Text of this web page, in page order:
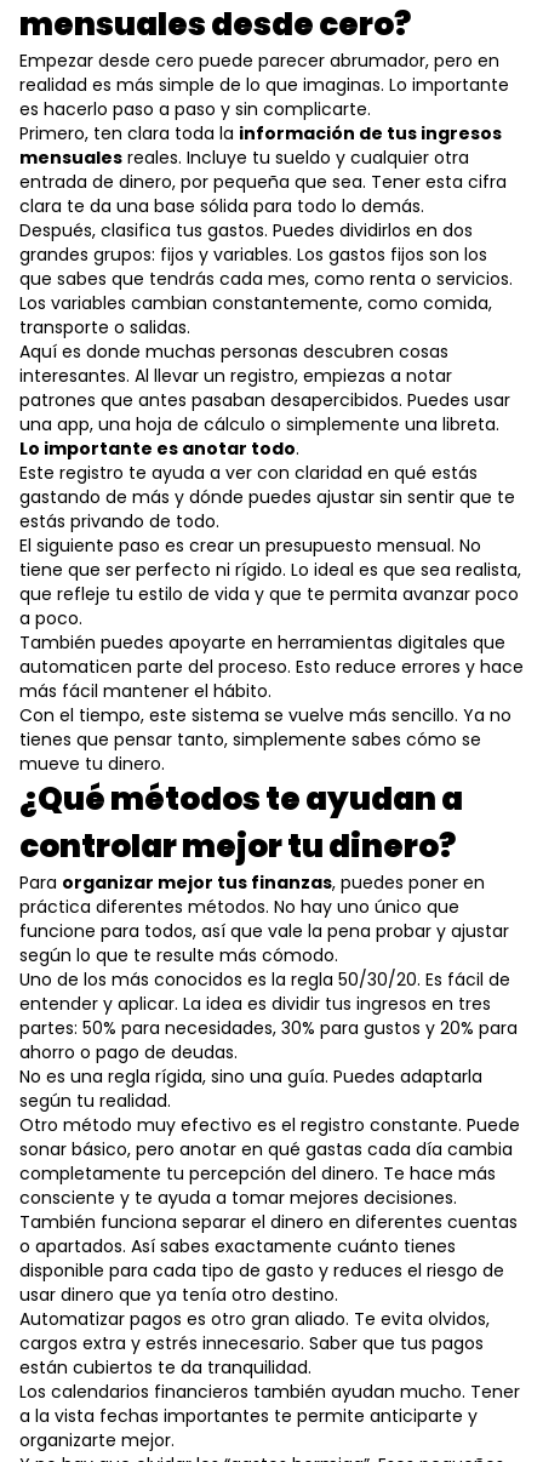
mensuales desde cero?
Empezar desde cero puede parecer abrumador, pero en
realidad es más simple de lo que imaginas. Lo importante
es hacerlo paso a paso y sin complicarte.
Primero, ten clara toda la información de tus ingresos
mensuales reales. Incluye tu sueldo y cualquier otra
entrada de dinero, por pequeña que sea. Tener esta cifra
clara te da una base sólida para todo lo demás.
Después, clasifica tus gastos. Puedes dividirlos en dos
grandes grupos: fijos y variables. Los gastos fijos son los
que sabes que tendrás cada mes, como renta o servicios.
Los variables cambian constantemente, como comida,
transporte o salidas.
Aquí es donde muchas personas descubren cosas
interesantes. Al llevar un registro, empiezas a notar
patrones que antes pasaban desapercibidos. Puedes usar
una app, una hoja de cálculo o simplemente una libreta.
Lo importante es anotar todo.
Este registro te ayuda a ver con claridad en qué estás
gastando de más y dónde puedes ajustar sin sentir que te
estás privando de todo.
El siguiente paso es crear un presupuesto mensual. No
tiene que ser perfecto ni rígido. Lo ideal es que sea realista,
que refleje tu estilo de vida y que te permita avanzar poco
a poco.
También puedes apoyarte en herramientas digitales que
automaticen parte del proceso. Esto reduce errores y hace
más fácil mantener el hábito.
Con el tiempo, este sistema se vuelve más sencillo. Ya no
tienes que pensar tanto, simplemente sabes cómo se
mueve tu dinero.
¿Qué métodos te ayudan a
controlar mejor tu dinero?
Para organizar mejor tus finanzas, puedes poner en
práctica diferentes métodos. No hay uno único que
funcione para todos, así que vale la pena probar y ajustar
según lo que te resulte más cómodo.
Uno de los más conocidos es la regla 50/30/20. Es fácil de
entender y aplicar. La idea es dividir tus ingresos en tres
partes: 50% para necesidades, 30% para gustos y 20% para
ahorro o pago de deudas.
No es una regla rígida, sino una guía. Puedes adaptarla
según tu realidad.
Otro método muy efectivo es el registro constante. Puede
sonar básico, pero anotar en qué gastas cada día cambia
completamente tu percepción del dinero. Te hace más
consciente y te ayuda a tomar mejores decisiones.
También funciona separar el dinero en diferentes cuentas
o apartados. Así sabes exactamente cuánto tienes
disponible para cada tipo de gasto y reduces el riesgo de
usar dinero que ya tenía otro destino.
Automatizar pagos es otro gran aliado. Te evita olvidos,
cargos extra y estrés innecesario. Saber que tus pagos
están cubiertos te da tranquilidad.
Los calendarios financieros también ayudan mucho. Tener
a la vista fechas importantes te permite anticiparte y
organizarte mejor.